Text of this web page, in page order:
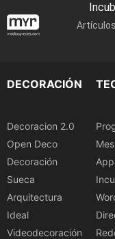
DECORACIÓN
Decoracion 2.0
Open Deco
Decoración
Sueca
Arquitectura
Ideal
Videodecoración